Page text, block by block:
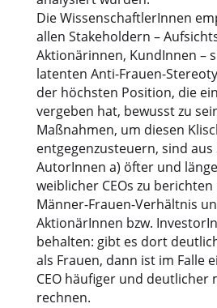
Die WissenschaftlerInnen
allen Stakeholdern –
Aktionärinnen, KundInnen –
latenten Anti-Frauen-
der höchsten Position, die
vergeben hat, bewusst zu
Maßnahmen, um diesen
entgegenzusteuern, sind aus
AutorInnen a) öfter und
weiblicher CEOs zu
Männer-Frauen-Verhältnis
AktionärInnen bzw.
behalten: gibt es dort
als Frauen, dann ist im Falle
CEO häufiger und deutlicher
rechnen.